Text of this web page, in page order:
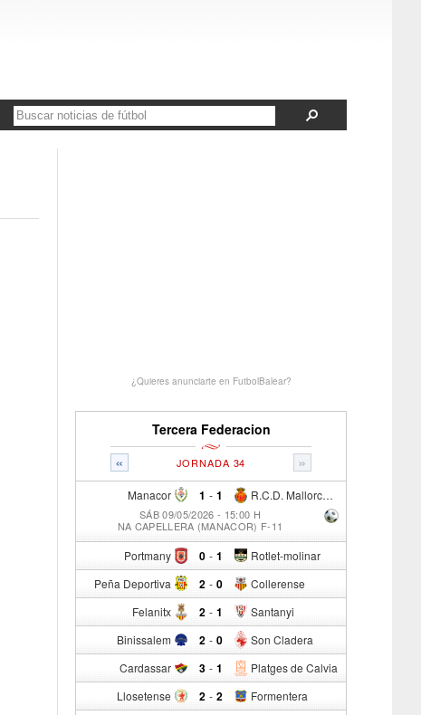
¿Quieres anunciarte en FutbolBalear?
Tercera Federacion
« »
JORNADA 34
Manacor 1 - R.C.D. Mallorca Sad "B"
1
SÁB 09/05/2026 - 15:00 H
NA CAPELLERA (MANACOR) F-11
Portmany 0 - Rotlet-molinar
1
Peña Deportiva 2 - Collerense
0
Felanitx 2 - Santanyi
1
Binissalem 2 - Son Cladera
0
Cardassar 3 - Platges de Calvia
1
Llosetense 2 - Formentera
2